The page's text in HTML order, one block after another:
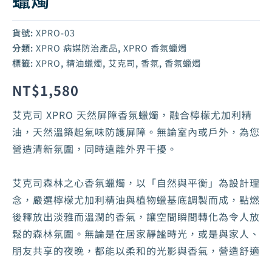
貨號: XPRO-03
分類: XPRO 病媒防治產品, XPRO 香氛蠟燭
標籤: XPRO, 精油蠟燭, 艾克司, 香氛, 香氛蠟燭
NT$1,580
艾克司 XPRO 天然屏障香氛蠟燭，融合檸檬尤加利精
油，天然溫築起氣味防護屏障。無論室內或戶外，為您
營造清新氛圍，同時遠離外界干擾。
艾克司森林之心香氛蠟燭，以「自然與平衡」為設計理
念，嚴選檸檬尤加利精油與植物蠟基底調製而成，點燃
後釋放出淡雅而溫潤的香氣，讓空間瞬間轉化為令人放
鬆的森林氛圍。無論是在居家靜謐時光，或是與家人、
朋友共享的夜晚，都能以柔和的光影與香氣，營造舒適